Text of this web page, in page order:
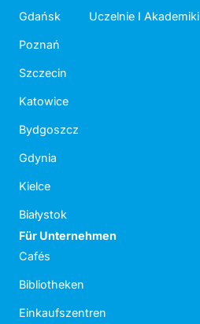
Gdańsk
Poznań
Szczecin
Katowice
Bydgoszcz
Gdynia
Kielce
Białystok
Uczelnie I Akademiki
Für Unternehmen
Cafés
Bibliotheken
Einkaufszentren